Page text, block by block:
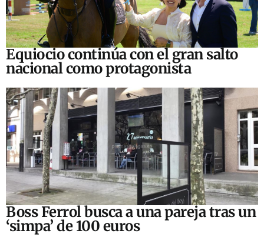
Equiocio continúa con el gran salto
nacional como protagonista
Boss Ferrol busca a una pareja tras un
‘simpa’ de 100 euros